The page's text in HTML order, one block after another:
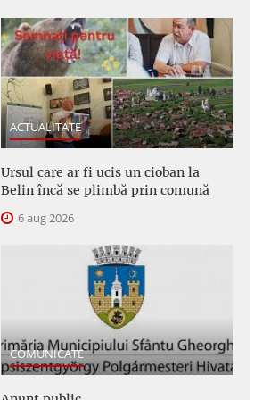
ACTUALITATE
Ursul care ar fi ucis un cioban la
Belin încă se plimbă prin comună
6 aug 2026
COMUNICATE